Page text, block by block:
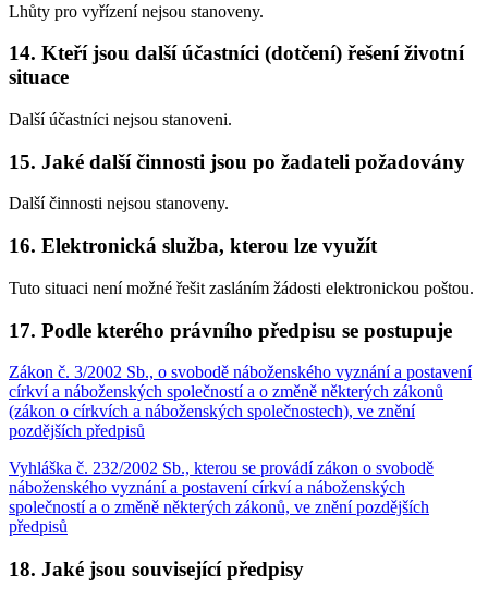
Lhůty pro vyřízení nejsou stanoveny.
14. Kteří jsou další účastníci (dotčení) řešení životní
situace
Další účastníci nejsou stanoveni.
15. Jaké další činnosti jsou po žadateli požadovány
Další činnosti nejsou stanoveny.
16. Elektronická služba, kterou lze využít
Tuto situaci není možné řešit zasláním žádosti elektronickou poštou.
17. Podle kterého právního předpisu se postupuje
Zákon č. 3/2002 Sb., o svobodě náboženského vyznání a postavení
církví a náboženských společností a o změně některých zákonů
(zákon o církvích a náboženských společnostech), ve znění
pozdějších předpisů
Vyhláška č. 232/2002 Sb., kterou se provádí zákon o svobodě
náboženského vyznání a postavení církví a náboženských
společností a o změně některých zákonů, ve znění pozdějších
předpisů
18. Jaké jsou související předpisy